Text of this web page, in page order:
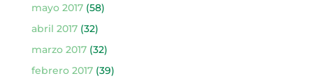
mayo 2017(58)
abril 2017(32)
marzo 2017(32)
febrero 2017(39)